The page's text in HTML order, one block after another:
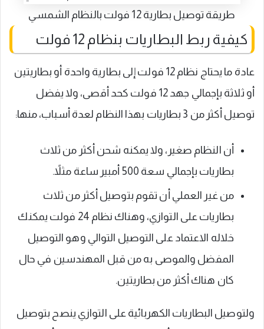
طريقة توصيل بطارية 12 فولت بالنظام الشمسي
كيفية ربط البطاريات بنظام 12 فولت
عادة ما يحتاج نظام 12 فولت إلى بطارية واحدة أو بطاريتين
أو ثلاثة بإجمالي جهد 12 فولت كحد أقصى، ولا يفضل
توصيل أكثر من 3 بطاريات بهذا النظام لعدة أسباب، منها:
أن النظام صغير، ولا يمكنه شحن أكثر من ثلاث
بطاريات بإجمالي سعة 500 أمبير ساعة مثلاً.
من غير العملي أن تقوم بتوصيل أكثر من ثلاث
بطاريات على التوازي، وهناك نظام 24 فولت يمكنك
خلاله الاعتماد على التوصيل التوالي وهو التوصيل
المفضل والموصى به من قبل المهندسين في حال
كان هناك أكثر من بطاريتين.
ولتوصيل البطاريات الكهربائية على التوازي ينصح بتوصيل